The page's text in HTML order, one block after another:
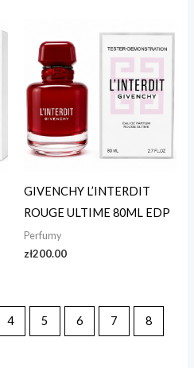
GIVENCHY L’INTERDIT
ROUGE ULTIME 80ML EDP
Perfumy
zł200.00
4 5 6 7 8